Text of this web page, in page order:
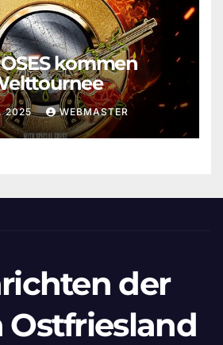
kommen
2025 WEBMASTER
der
Ostfriesland